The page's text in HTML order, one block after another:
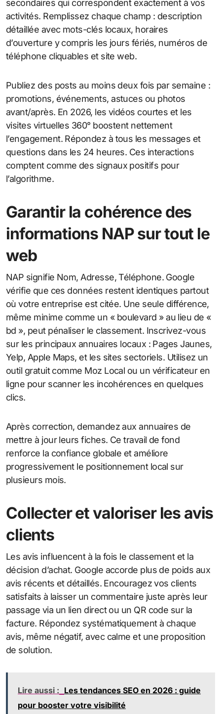
secondaires qui correspondent exactement à vos
activités. Remplissez chaque champ : description
détaillée avec mots-clés locaux, horaires
d’ouverture y compris les jours fériés, numéros de
téléphone cliquables et site web.
Publiez des posts au moins deux fois par semaine :
promotions, événements, astuces ou photos
avant/après. En 2026, les vidéos courtes et les
visites virtuelles 360° boostent nettement
l’engagement. Répondez à tous les messages et
questions dans les 24 heures. Ces interactions
comptent comme des signaux positifs pour
l’algorithme.
Garantir la cohérence des
informations NAP sur tout le
web
NAP signifie Nom, Adresse, Téléphone. Google
vérifie que ces données restent identiques partout
où votre entreprise est citée. Une seule différence,
même minime comme un « boulevard » au lieu de «
bd », peut pénaliser le classement. Inscrivez-vous
sur les principaux annuaires locaux : Pages Jaunes,
Yelp, Apple Maps, et les sites sectoriels. Utilisez un
outil gratuit comme Moz Local ou un vérificateur en
ligne pour scanner les incohérences en quelques
clics.
Après correction, demandez aux annuaires de
mettre à jour leurs fiches. Ce travail de fond
renforce la confiance globale et améliore
progressivement le positionnement local sur
plusieurs mois.
Collecter et valoriser les avis
clients
Les avis influencent à la fois le classement et la
décision d’achat. Google accorde plus de poids aux
avis récents et détaillés. Encouragez vos clients
satisfaits à laisser un commentaire juste après leur
passage via un lien direct ou un QR code sur la
facture. Répondez systématiquement à chaque
avis, même négatif, avec calme et une proposition
de solution.
Lire aussi : Les tendances SEO en 2026 : guide
pour booster votre visibilité